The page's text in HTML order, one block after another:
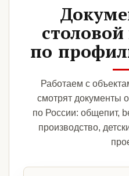
по
Работаем с
смотрят документы
по России: общепит,
производство,